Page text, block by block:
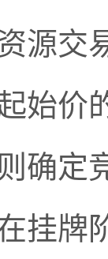
源交
始价
确定
挂牌